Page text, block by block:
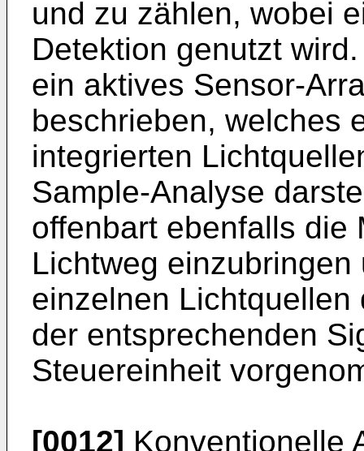
und zu zählen, wobei
Detektion genutzt
ein aktives Sensor-
beschrieben, welches
integrierten
Sample-Analyse
offenbart ebenfalls die
Lichtweg
einzelnen Lichtquellen
der entsprechenden
Steuereinheit
[0012] Konventionelle